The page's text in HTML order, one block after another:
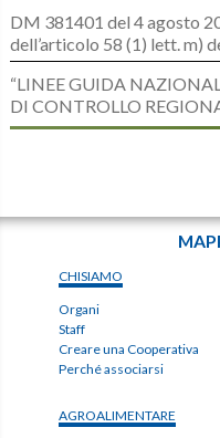
DM 381401 del 4 agosto
dell’articolo 58 (1) lett. m)
“LINEE GUIDA
DI CONTROLLO
CHISIAMO
Organi
Staff
Creare una Cooperativa
Perché associarsi
AGROALIMENTARE